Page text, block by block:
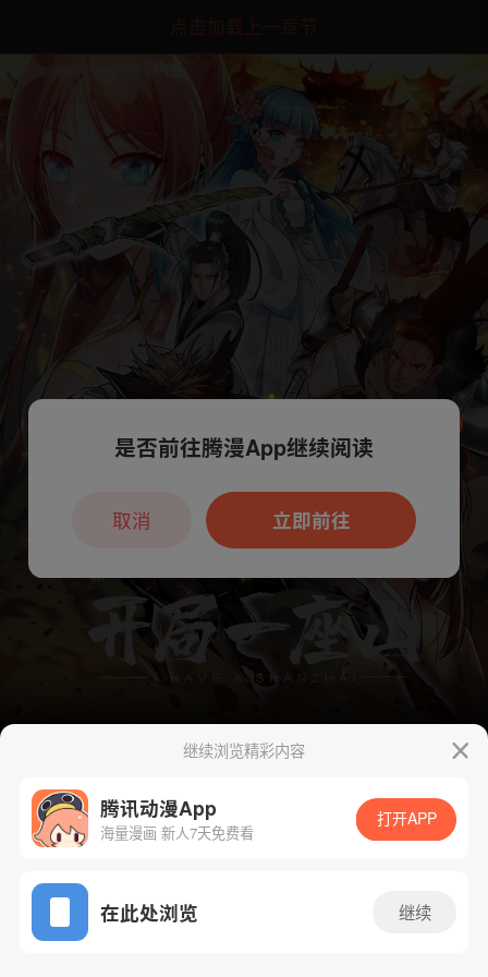
点击加载上一章节
App免费看
下一话 腾漫App免费看
继续浏览精彩内容
腾讯动漫App
海量漫画 新人7天免费看
打开APP
在此处浏览 继续
本章节仅支持App阅读，可打开App新用
户7天免费看
是否前往腾漫App继续阅读
立即前往
取消